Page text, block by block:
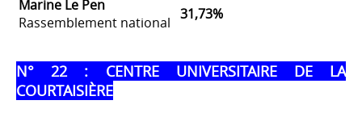
Marine Le Pen
Rassemblement national 31,73%
N° 22 : CENTRE UNIVERSITAIRE DE LA
COURTAISIÈRE